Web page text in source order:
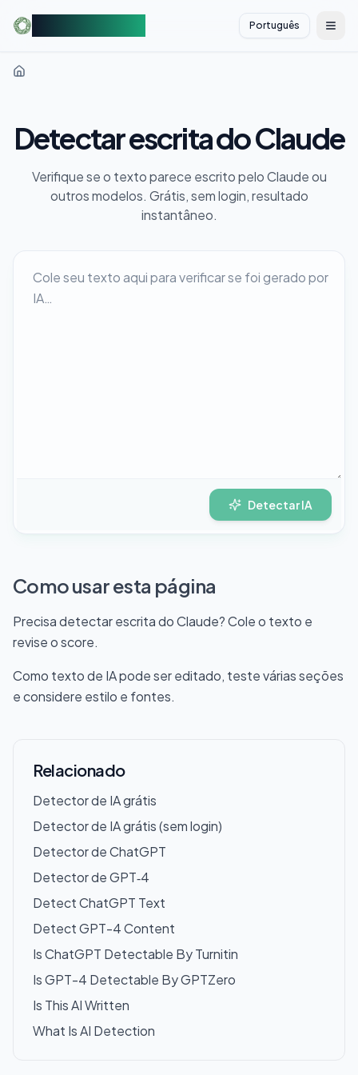
Português 切换
Detectar escrita do Claude
Verifique se o texto parece escrito pelo Claude ou
outros modelos. Grátis, sem login, resultado
instantâneo.
Detectar IA
Como usar esta página
Precisa detectar escrita do Claude? Cole o texto e
revise o score.
Como texto de IA pode ser editado, teste várias seções
e considere estilo e fontes.
Relacionado
Detector de IA grátis
Detector de IA grátis (sem login)
Detector de ChatGPT
Detector de GPT‑4
Detect ChatGPT Text
Detect GPT-4 Content
Is ChatGPT Detectable By Turnitin
Is GPT-4 Detectable By GPTZero
Is This AI Written
What Is AI Detection